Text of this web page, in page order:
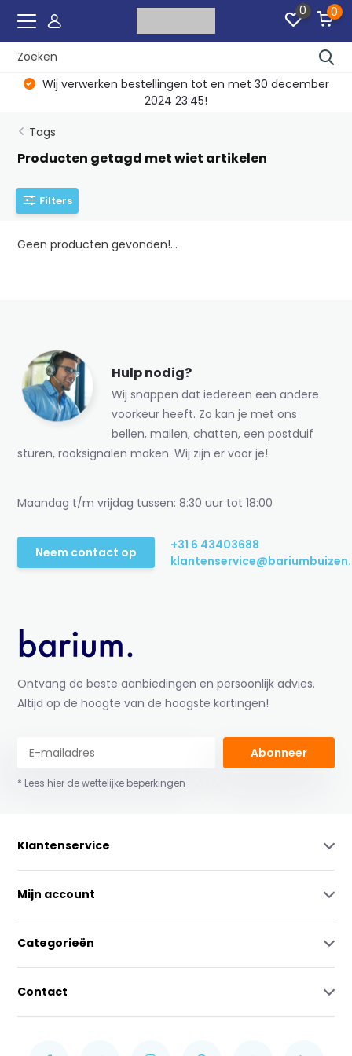
0 0
Wij verwerken bestellingen tot en met 30 december
2024 23:45!
Tags
Producten getagd met wiet artikelen
Filters
Geen producten gevonden!...
Hulp nodig?
Wij snappen dat iedereen een andere
voorkeur heeft. Zo kan je met ons
bellen, mailen, chatten, een postduif
sturen, rooksignalen maken. Wij zijn er voor je!
Maandag t/m vrijdag tussen: 8:30 uur tot 18:00
Neem contact op
+31 6 43403688
Ontvang de beste aanbiedingen en persoonlijk advies.
Altijd op de hoogte van de hoogste kortingen!
Abonneer
* Lees hier de wettelijke beperkingen
Klantenservice
Mijn account
Categorieën
Contact